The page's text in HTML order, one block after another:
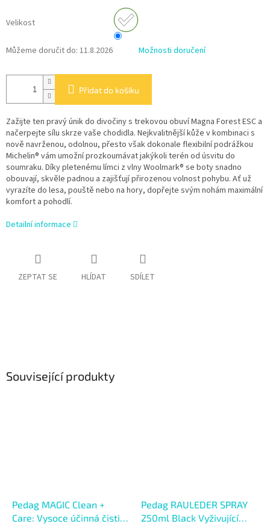
Velikost
Můžeme doručit do: 11.8.2026 Možnosti doručení
Přidat do košíku
Zažijte ten pravý únik do divočiny s trekovou obuví Magna Forest ESC a
načerpejte sílu skrze vaše chodidla. Nejkvalitnější kůže v kombinaci s
nově navrženou, odolnou, přesto však dokonale flexibilní podrážkou
Michelin® vám umožní prozkoumávat jakýkoli terén od úsvitu do
soumraku. Díky pletenému límci z vlny Woolmark® se boty snadno
obouvají, skvěle padnou a zajišťují přirozenou volnost pohybu. Ať už
vyrazíte do lesa, pouště nebo na hory, dopřejte svým nohám maximální
komfort a pohodlí.
Detailní informace
ZEPTAT SE HLÍDAT SDÍLET
Související produkty
Pedag MAGIC Clean +
Care: Vysoce účinná čisticí
Pedag RAULEDER SPRAY
250ml Black Vyživující